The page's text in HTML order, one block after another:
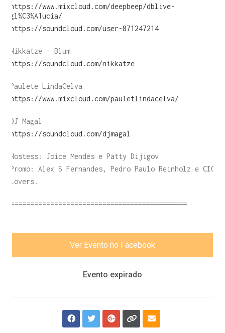
https://www.mixcloud.com/deepbeep/dblive-
gl%C3%A1ucia/
https://soundcloud.com/user-871247214
Nikkatze - Blum
https://soundcloud.com/nikkatze
Paulete LindaCelva
https://www.mixcloud.com/pauletlindacelva/
DJ Magal
https://soundcloud.com/djmagal
Hostess: Joice Mendes e Patty Dijigov
Promo: Alex S Fernandes, Pedro Paulo Reinholz e CIO
Lovers.
============================================
Ver Evento no Facebook
Evento expirado